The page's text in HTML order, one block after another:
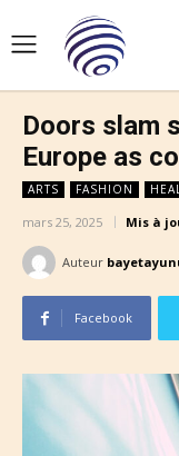
Doors slam
Europe as
ARTS FASHION
mars 25, 2025 Mis à
Auteur
Facebook